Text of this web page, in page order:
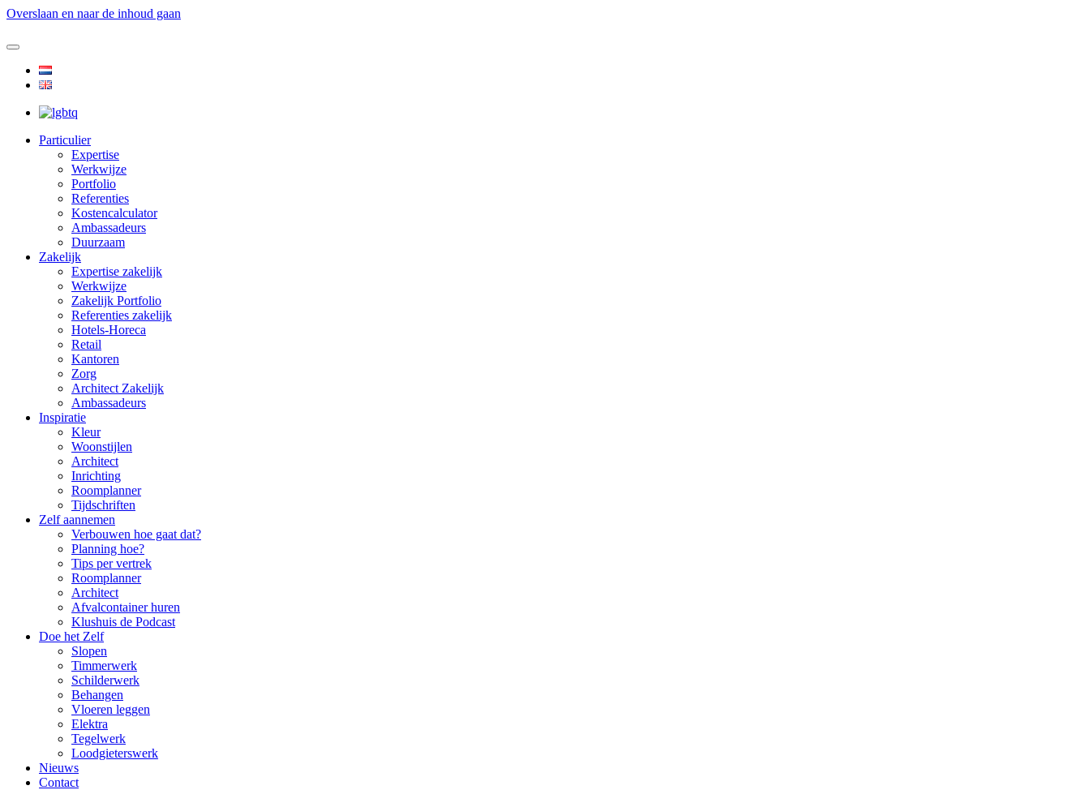
Overslaan en naar de inhoud gaan
Particulier
Expertise
Werkwijze
Portfolio
Referenties
Kostencalculator
Ambassadeurs
Duurzaam
Zakelijk
Expertise zakelijk
Werkwijze
Zakelijk Portfolio
Referenties zakelijk
Hotels-Horeca
Retail
Kantoren
Zorg
Architect Zakelijk
Ambassadeurs
Inspiratie
Kleur
Woonstijlen
Architect
Inrichting
Roomplanner
Tijdschriften
Zelf aannemen
Verbouwen hoe gaat dat?
Planning hoe?
Tips per vertrek
Roomplanner
Architect
Afvalcontainer huren
Klushuis de Podcast
Doe het Zelf
Slopen
Timmerwerk
Schilderwerk
Behangen
Vloeren leggen
Elektra
Tegelwerk
Loodgieterswerk
Nieuws
Contact